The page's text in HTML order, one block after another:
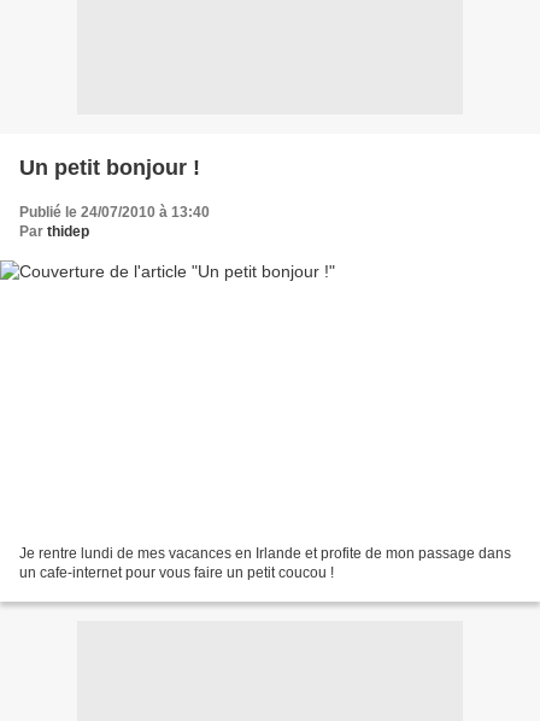
Un petit bonjour !
Publié le 24/07/2010 à 13:40
Par thidep
Je rentre lundi de mes vacances en Irlande et profite de mon passage dans
un cafe-internet pour vous faire un petit coucou !